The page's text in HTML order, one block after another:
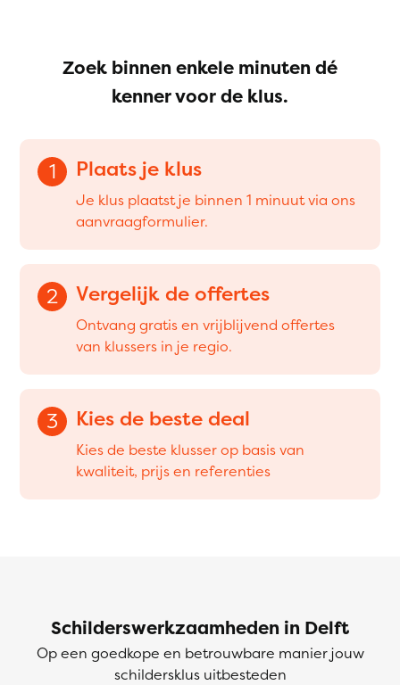
Zoek binnen enkele minuten dé
kenner voor de klus.
1 Plaats je klus
Je klus plaatst je binnen 1 minuut via ons
aanvraagformulier.
2 Vergelijk de offertes
Ontvang gratis en vrijblijvend offertes
van klussers in je regio.
3 Kies de beste deal
Kies de beste klusser op basis van
kwaliteit, prijs en referenties
Schilderswerkzaamheden in Delft
Op een goedkope en betrouwbare manier jouw
schildersklus uitbesteden